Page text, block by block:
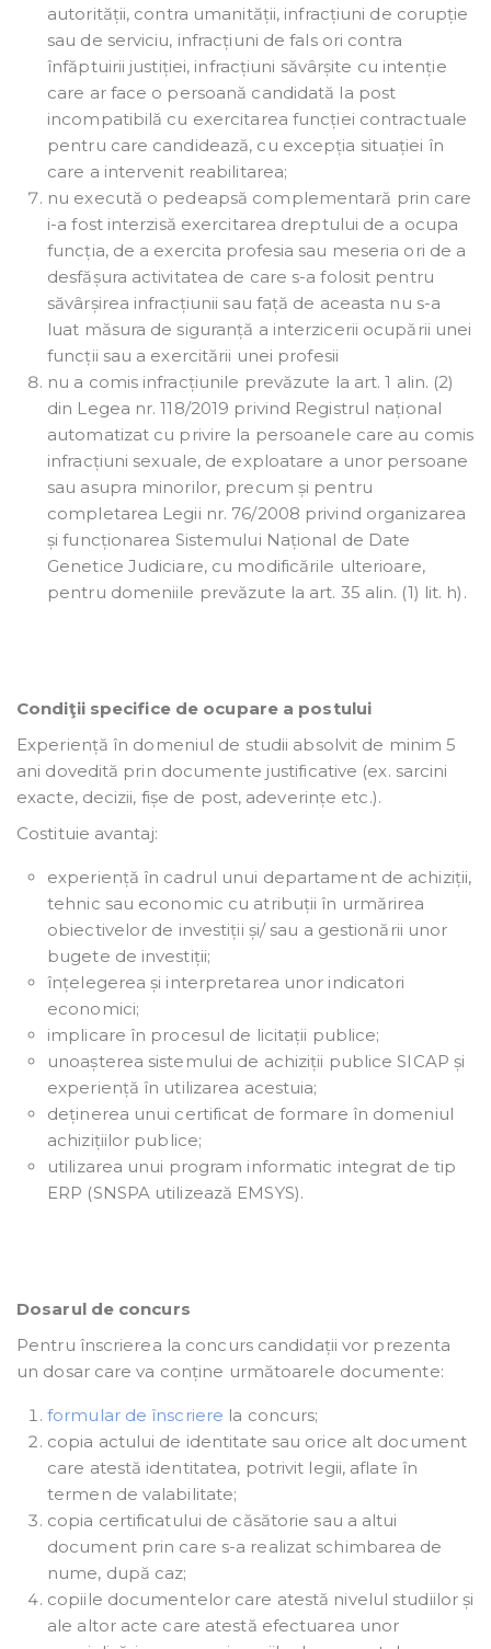
autorității, contra umanității, infracțiuni de corupție
sau de serviciu, infracțiuni de fals ori contra
înfăptuirii justiției, infracțiuni săvârșite cu intenție
care ar face o persoană candidată la post
incompatibilă cu exercitarea funcției contractuale
pentru care candidează, cu excepția situației în
care a intervenit reabilitarea;
nu execută o pedeapsă complementară prin care
i-a fost interzisă exercitarea dreptului de a ocupa
funcția, de a exercita profesia sau meseria ori de a
desfășura activitatea de care s-a folosit pentru
săvârșirea infracțiunii sau față de aceasta nu s-a
luat măsura de siguranță a interzicerii ocupării unei
funcții sau a exercitării unei profesii
nu a comis infracțiunile prevăzute la art. 1 alin. (2)
din Legea nr. 118/2019 privind Registrul național
automatizat cu privire la persoanele care au comis
infracțiuni sexuale, de exploatare a unor persoane
sau asupra minorilor, precum și pentru
completarea Legii nr. 76/2008 privind organizarea
și funcționarea Sistemului Național de Date
Genetice Judiciare, cu modificările ulterioare,
pentru domeniile prevăzute la art. 35 alin. (1) lit. h).
Condiţii specifice de ocupare a postului
Experiență în domeniul de studii absolvit de minim 5
ani dovedită prin documente justificative (ex. sarcini
exacte, decizii, fișe de post, adeverințe etc.).
Costituie avantaj:
experiență în cadrul unui departament de achiziții,
tehnic sau economic cu atribuții în urmărirea
obiectivelor de investiții și/ sau a gestionării unor
bugete de investiții;
înțelegerea și interpretarea unor indicatori
economici;
implicare în procesul de licitații publice;
unoașterea sistemului de achiziții publice SICAP și
experiență în utilizarea acestuia;
deținerea unui certificat de formare în domeniul
achizițiilor publice;
utilizarea unui program informatic integrat de tip
ERP (SNSPA utilizează EMSYS).
Dosarul de concurs
Pentru înscrierea la concurs candidații vor prezenta
un dosar care va conține următoarele documente:
formular de înscriere la concurs;
copia actului de identitate sau orice alt document
care atestă identitatea, potrivit legii, aflate în
termen de valabilitate;
copia certificatului de căsătorie sau a altui
document prin care s-a realizat schimbarea de
nume, după caz;
copiile documentelor care atestă nivelul studiilor și
ale altor acte care atestă efectuarea unor